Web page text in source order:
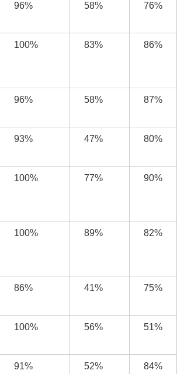
96% 58% 76%
100% 83% 86%
96% 58% 87%
93% 47% 80%
100% 77% 90%
100% 89% 82%
86% 41% 75%
100% 56% 51%
91% 52% 84%